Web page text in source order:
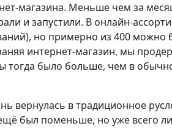
магазина. Меньше чем за
и запустили. В онлайн-
но примерно из 400 можно
интернет-магазин, мы
тогда было больше, чем в
вернулась в традиционное
был поменьше, но уже всего